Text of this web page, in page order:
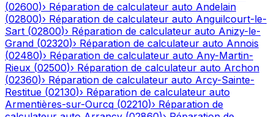
(02600)› Réparation de calculateur auto Andelain
(02800)› Réparation de calculateur auto Anguilcourt-le-
Sart (02800)› Réparation de calculateur auto Anizy-le-
Grand (02320)› Réparation de calculateur auto Annois
(02480)› Réparation de calculateur auto Any-Martin-
Rieux (02500)› Réparation de calculateur auto Archon
(02360)› Réparation de calculateur auto Arcy-Sainte-
Restitue (02130)› Réparation de calculateur auto
Armentières-sur-Ourcq (02210)› Réparation de